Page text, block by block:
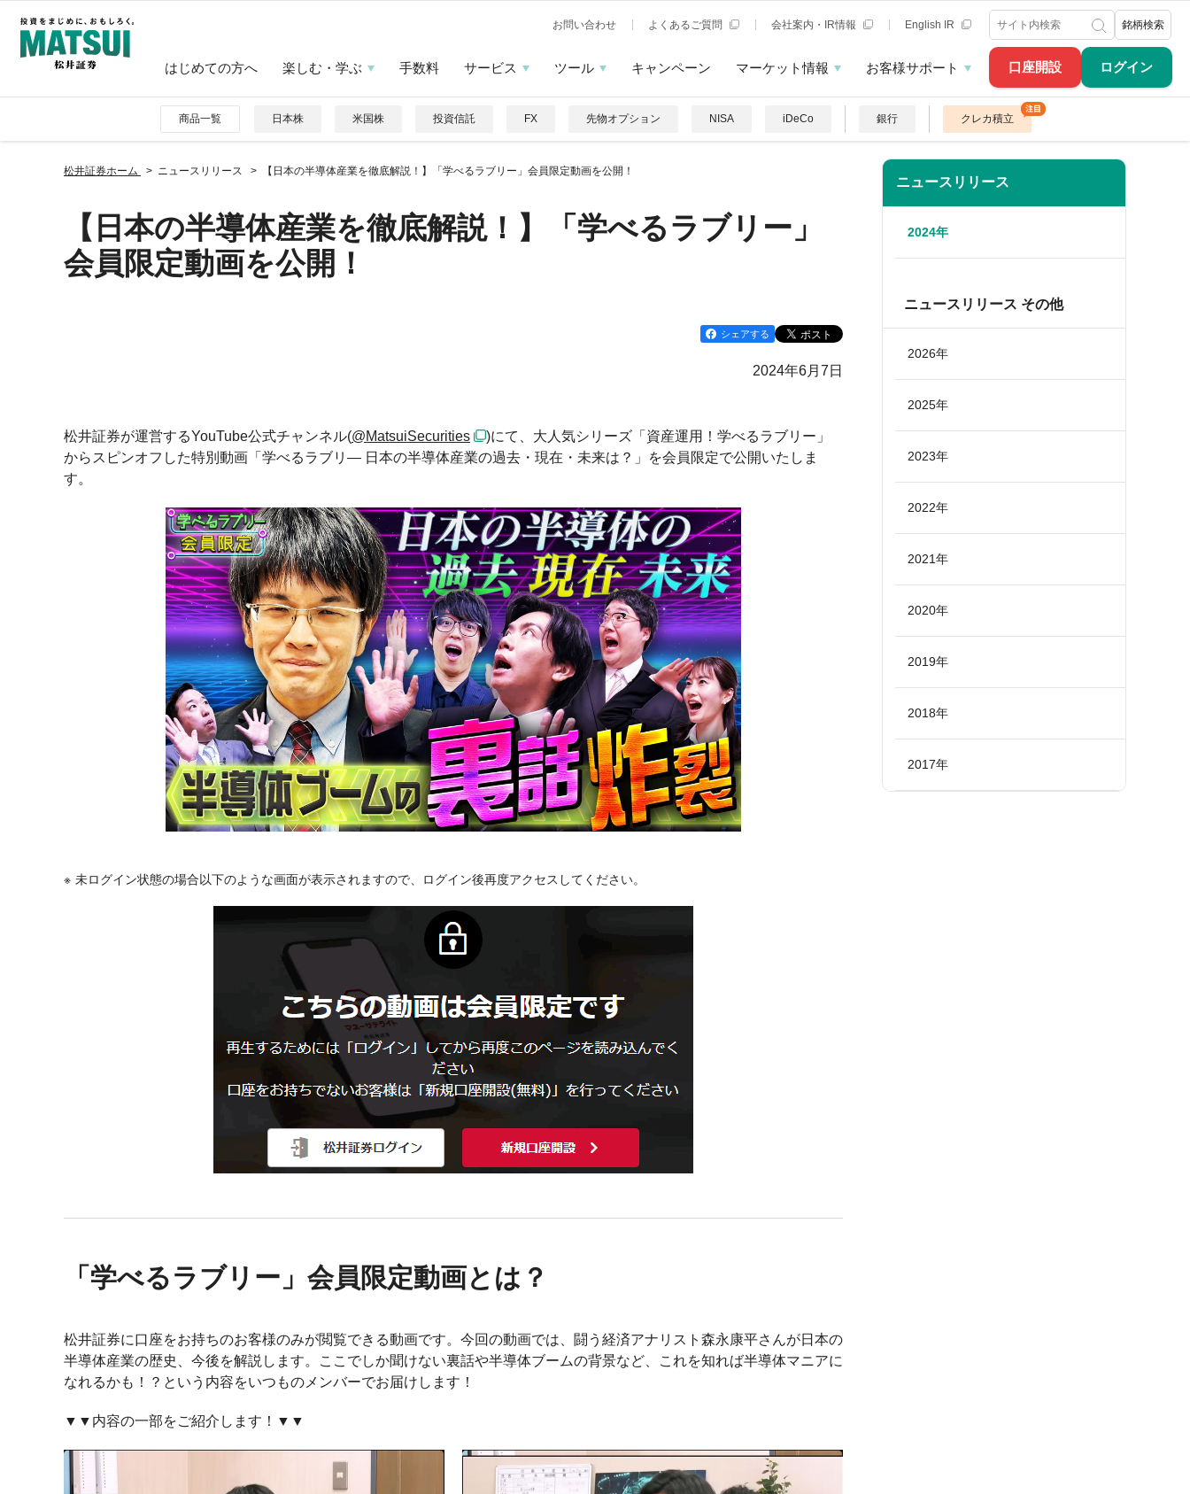
口座開設 ログイン
お問い合わせ よくあるご質問 会社案内・IR情報 English IR 銘柄検索
はじめての方へ 楽しむ・学ぶ 手数料 サービス ツール キャンペーン マーケット情報 お客様サポート
商品一覧 日本株 米国株 投資信託 FX 先物オプション NISA iDeCo 銀行 クレカ積立
松井証券ホーム ニュースリリース 【日本の半導体産業を徹底解説！】「学べるラブリー」会員限定動画を公開！
【日本の半導体産業を徹底解説！】「学べるラブリー」
会員限定動画を公開！
シェアする
2024年6月7日
松井証券が運営するYouTube公式チャンネル(@MatsuiSecurities
)にて、大人気シリーズ「資産運用！学べるラブリー」
からスピンオフした特別動画「学べるラブリ― 日本の半導体産業の過去・現在・未来は？」を会員限定で公開いたしま
す。
未ログイン状態の場合以下のような画面が表示されますので、ログイン後再度アクセスしてください。
「学べるラブリー」会員限定動画とは？
松井証券に口座をお持ちのお客様のみが閲覧できる動画です。今回の動画では、闘う経済アナリスト森永康平さんが日本の
半導体産業の歴史、今後を解説します。ここでしか聞けない裏話や半導体ブームの背景など、これを知れば半導体マニアに
なれるかも！？という内容をいつものメンバーでお届けします！
▼▼内容の一部をご紹介します！▼▼
ニュースリリース
2024年
ニュースリリース その他
2026年
2025年
2023年
2022年
2021年
2020年
2019年
2018年
2017年